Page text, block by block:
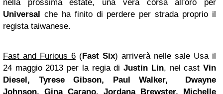
nella prossima estate, una vera corsa all'oro per
Universal che ha finito di perdere per strada proprio il
regista taiwanese.
Fast and Furious 6 (Fast Six) arriverà nelle sale Usa il
24 maggio 2013 per la regia diJustin Lin, nel castVin
Diesel, Tyrese Gibson, Paul Walker, Dwayne
Johnson, Gina Carano, Jordana Brewster, Michelle